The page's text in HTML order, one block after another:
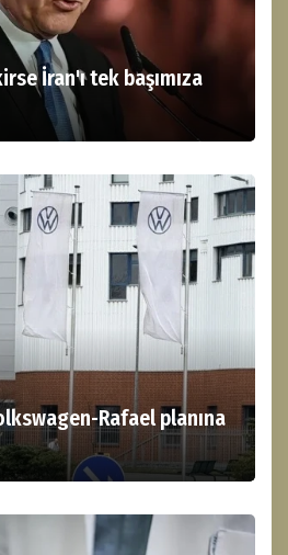
İran'ı tek başımıza
Rafael planına